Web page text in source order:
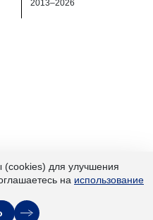
2013–2026
(cookies) для улучшения
на использование